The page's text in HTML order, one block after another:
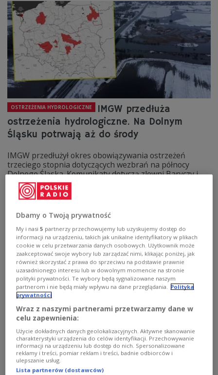
OSTRZEŻENIA HYDROLOGICZNE
IMGW przedłuża
ostrzeżenia hydrologiczne. Na Dolnym
Śląsku potrwają aż do środy
IMGW przedłużył okres obowiązywania ostrzeżeń
trzeciego stopnia dotyczących wezbrań na północy
Dolnego Śląska. Komunikaty dotyczą zlewni Baryczy i
Widawy. Powodem są opady deszczu.
Zobacz więcej na temat:
Stan wody w rzekach nadal
się podnosi. IMGW wydał alerty
Instytut Meteorologii i Gospodarki Wodnej wydał
ostrzeżenia drugiego i trzeciego - najwyższego - stopnia
Dbamy o Twoją prywatność
My i nasi5 partnerzy przechowujemy lub uzyskujemy dostęp do
informacji na urządzeniu, takich jak unikalne identyfikatory w plikach
cookie w celu przetwarzania danych osobowych. Użytkownik może
zaakceptować swoje wybory lub zarządzać nimi, klikając poniżej, jak
również skorzystać z prawa do sprzeciwu na podstawie prawnie
uzasadnionego interesu lub w dowolnym momencie na stronie
polityki prywatności. Te wybory będą sygnalizowane naszym
partnerom i nie będą miały wpływu na dane przeglądania. Polityka
prywatności
Wraz z naszymi partnerami przetwarzamy dane w
celu zapewnienia:
Użycie dokładnych danych geolokalizacyjnych. Aktywne skanowanie
charakterystyki urządzenia do celów identyfikacji. Przechowywanie
informacji na urządzeniu lub dostęp do nich. Spersonalizowane
reklamy i treści, pomiar reklam i treści, badnie odbiorców i
ulepszanie usług.
Lista partnerów (dostawców)